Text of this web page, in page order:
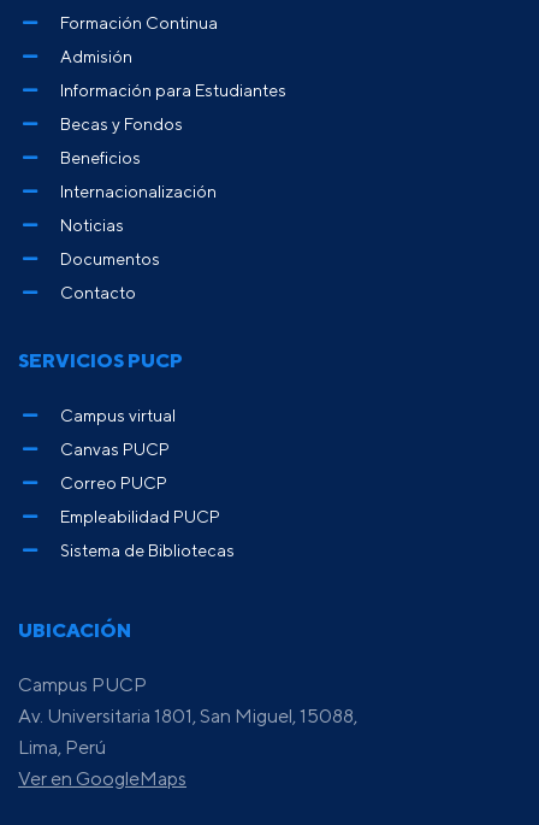
UBICACIÓN
Campus PUCP
Av. Universitaria 1801, San Miguel, 15088,
Lima, Perú
Ver en GoogleMaps
Formación Continua
Admisión
Información para Estudiantes
Becas y Fondos
Beneficios
Internacionalización
Noticias
Documentos
Contacto
SERVICIOS PUCP
Campus virtual
Canvas PUCP
Correo PUCP
Empleabilidad PUCP
Sistema de Bibliotecas